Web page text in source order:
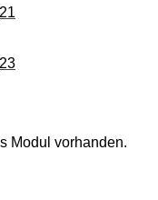
Modul vorhanden.